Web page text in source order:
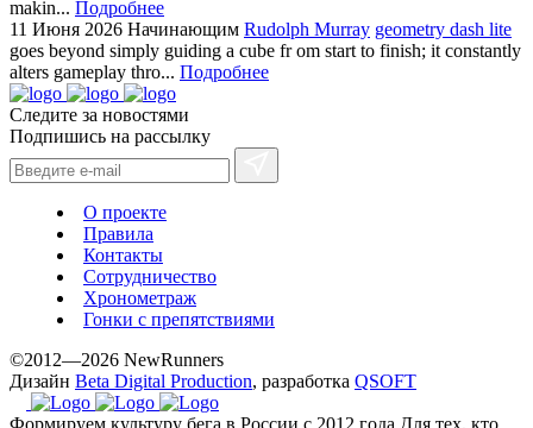
makin... Подробнее
11 Июня 2026 Начинающим Rudolph Murray geometry dash lite
goes beyond simply guiding a cube fr om start to finish; it constantly
alters gameplay thro... Подробнее
Следите за новостями
Подпишись на рассылку
О проекте
Правила
Контакты
Сотрудничество
Хронометраж
Гонки с препятствиями
©2012—2026 NewRunners
Дизайн Beta Digital Production, разработка QSOFT
Формируем культуру бега в России с 2012 года Для тех, кто